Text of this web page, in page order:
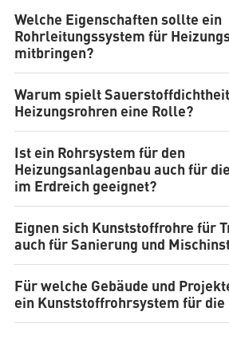
Welche Eigenschaften sollte ein
Rohrleitungssystem für
mitbringen?
Warum spielt
Heizungsrohren eine Rolle?
Ist ein Rohrsystem für den
Heizungsanlagenbau auch für
im Erdreich geeignet?
Eignen sich Kunststoffrohre für
auch für Sanierung und
Für welche Gebäude und
ein Kunststoffrohrsystem für die